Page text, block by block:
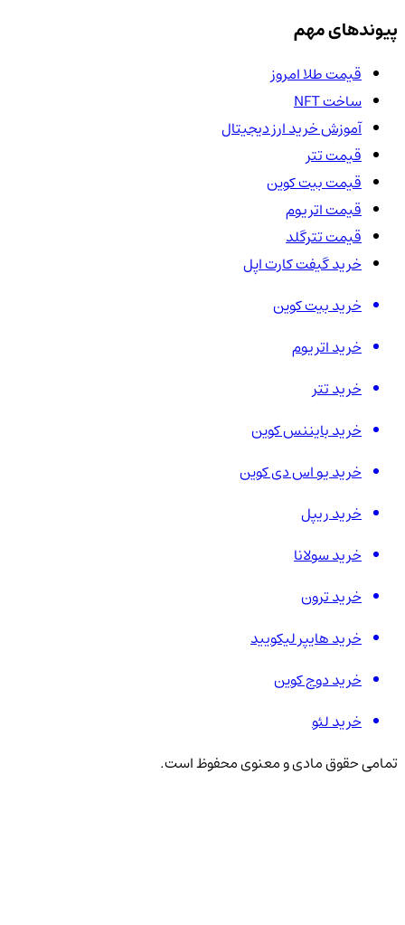
پیوندهای مهم
قیمت طلا امروز
ساخت NFT
آموزش خرید ارز دیجیتال
قیمت تتر
قیمت بیت کوین
قیمت اتریوم
قیمت تترگلد
خرید گیفت کارت اپل
خرید بیت کوین
خرید اتریوم
خرید تتر
خرید بایننس کوین
خرید یو اس دی کوین
خرید ریپل
خرید سولانا
خرید ترون
خرید هایپر لیکویید
خرید دوج کوین
خرید لئو
تمامی حقوق مادی و معنوی محفوظ است.